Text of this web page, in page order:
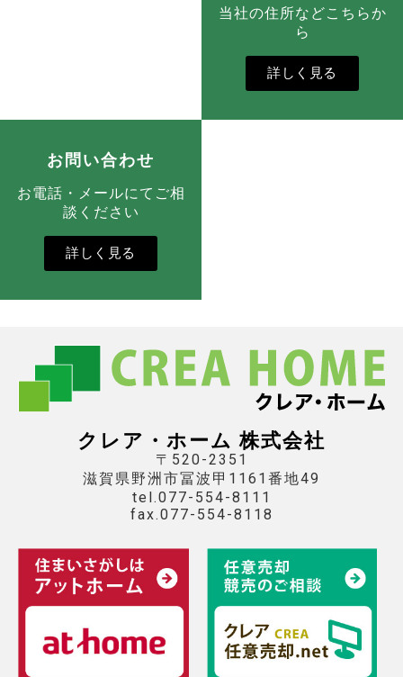
当社の住所などこちらか
ら
詳しく見る
お問い合わせ
お電話・メールにてご相
談ください
詳しく見る
クレア・ホーム 株式会社
〒520-2351
滋賀県野洲市冨波甲1161番地49
tel.077-554-8111
fax.077-554-8118